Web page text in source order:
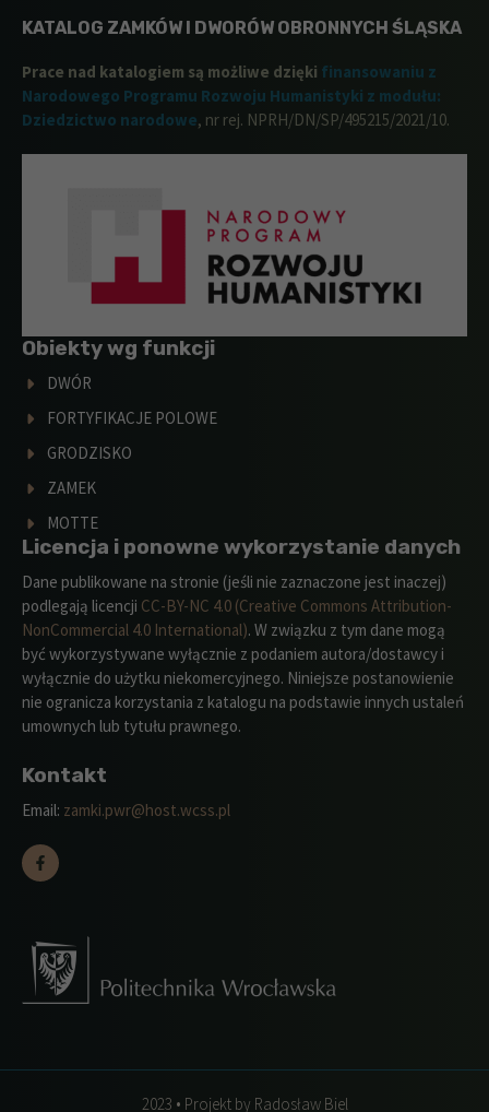
KATALOG ZAMKÓW I DWORÓW OBRONNYCH ŚLĄSKA
Prace nad katalogiem są możliwe dzięki finansowaniu z
Narodowego Programu Rozwoju Humanistyki z modułu:
Dziedzictwo narodowe, nr rej. NPRH/DN/SP/495215/2021/10.
Obiekty wg funkcji
DWÓR
FORTYFIKACJE POLOWE
GRODZISKO
ZAMEK
MOTTE
Licencja i ponowne wykorzystanie danych
Dane publikowane na stronie (jeśli nie zaznaczone jest inaczej)
podlegają licencji CC-BY-NC 4.0 (Creative Commons Attribution-
NonCommercial 4.0 International). W związku z tym dane mogą
być wykorzystywane wyłącznie z podaniem autora/dostawcy i
wyłącznie do użytku niekomercyjnego. Niniejsze postanowienie
nie ogranicza korzystania z katalogu na podstawie innych ustaleń
umownych lub tytułu prawnego.
Kontakt
Email: zamki.pwr@host.wcss.pl
2023 • Projekt by Radosław Biel